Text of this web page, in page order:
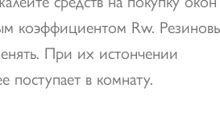
коэффициентом Rw.
При их истончении
в комнату.